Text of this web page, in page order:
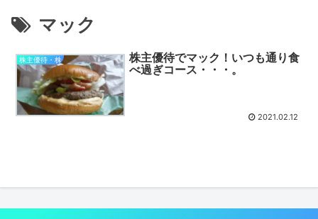
マック
株主優待・株
株主優待でマック！いつも通り食
べ過ぎコース・・・。
2021.02.12